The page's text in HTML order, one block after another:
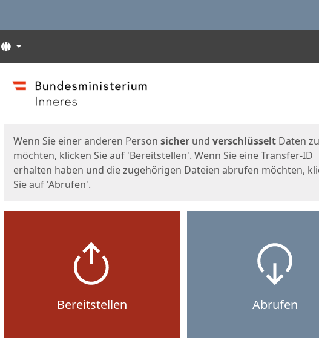
Sprachen
Start
Wenn Sie einer anderen Person sicher und verschlüsselt Daten
möchten, klicken Sie auf 'Bereitstellen'. Wenn Sie eine Transfer-ID
erhalten haben und die zugehörigen Dateien abrufen möchten,
Sie auf 'Abrufen'.
Bereitstellen Abrufen